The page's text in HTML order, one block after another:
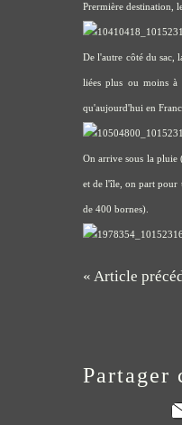
Prermière destination,
De l'autre côté du sac,
liées plus ou moins à
qu'aujourd'hui en
On arrive sous la pluie
et de l'île, on part pour
de 400 bornes).
« Article
Partager